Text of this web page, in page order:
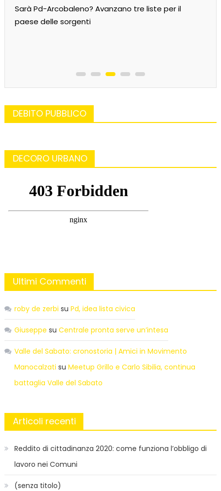
Andiamo al governo per cambiare il Paese!
DEBITO PUBBLICO
DECORO URBANO
Ultimi Commenti
roby de zerbi su Pd, idea lista civica
Giuseppe su Centrale pronta serve un’intesa
Valle del Sabato: cronostoria | Amici in Movimento
Manocalzati su Meetup Grillo e Carlo Sibilia, continua
battaglia Valle del Sabato
Articoli recenti
Reddito di cittadinanza 2020: come funziona l’obbligo di
lavoro nei Comuni
(senza titolo)